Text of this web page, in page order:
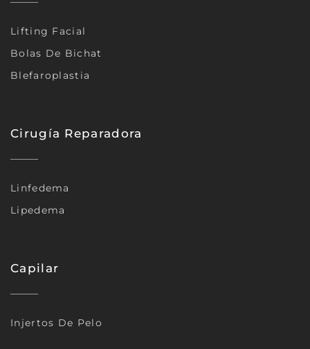
Lifting Facial
Bolas De Bichat
Blefaroplastia
Cirugía Reparadora
Linfedema
Lipedema
Capilar
Injertos De Pelo